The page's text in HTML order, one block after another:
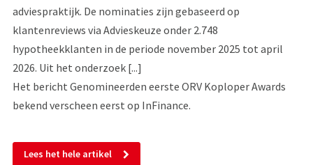
adviespraktijk. De nominaties zijn gebaseerd op
klantenreviews via Advieskeuze onder 2.748
hypotheekklanten in de periode november 2025 tot april
2026. Uit het onderzoek [...]
Het bericht Genomineerden eerste ORV Koploper Awards
bekend verscheen eerst op InFinance.
Lees het hele artikel